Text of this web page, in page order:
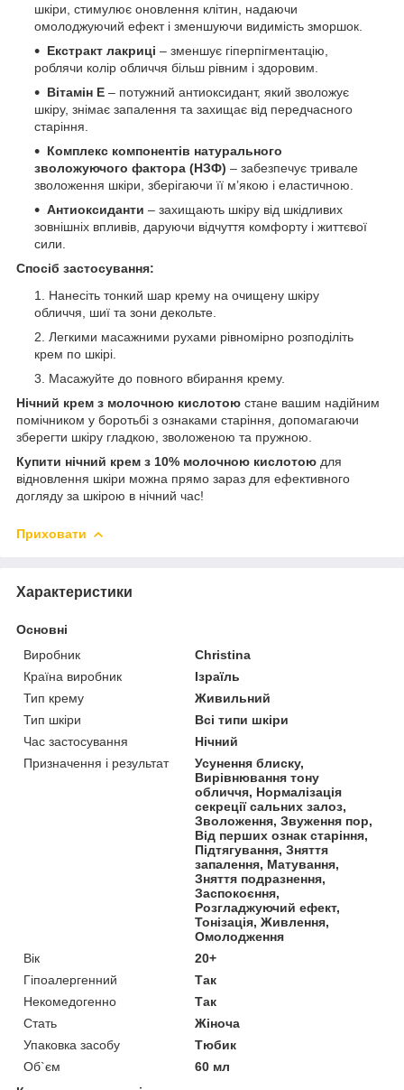
шкіри, стимулює оновлення клітин, надаючи
омолоджуючий ефект і зменшуючи видимість зморшок.
Екстракт лакриці – зменшує гіперпігментацію,
роблячи колір обличчя більш рівним і здоровим.
Вітамін Е – потужний антиоксидант, який зволожує
шкіру, знімає запалення та захищає від передчасного
старіння.
Комплекс компонентів натурального
зволожуючого фактора (НЗФ) – забезпечує тривале
зволоження шкіри, зберігаючи її м’якою і еластичною.
Антиоксиданти – захищають шкіру від шкідливих
зовнішніх впливів, даруючи відчуття комфорту і життєвої
сили.
Спосіб застосування:
Нанесіть тонкий шар крему на очищену шкіру
обличчя, шиї та зони декольте.
Легкими масажними рухами рівномірно розподіліть
крем по шкірі.
Масажуйте до повного вбирання крему.
Нічний крем з молочною кислотою стане вашим надійним
помічником у боротьбі з ознаками старіння, допомагаючи
зберегти шкіру гладкою, зволоженою та пружною.
Купити нічний крем з 10% молочною кислотою для
відновлення шкіри можна прямо зараз для ефективного
догляду за шкірою в нічний час!
Приховати
Характеристики
Основні
Виробник
Christina
Країна виробник
Ізраїль
Тип крему
Живильний
Тип шкіри
Всі типи шкіри
Час застосування
Нічний
Призначення і результат
Усунення блиску,
Вирівнювання тону
обличчя, Нормалізація
секреції сальних залоз,
Зволоження, Звуження пор,
Від перших ознак старіння,
Підтягування, Зняття
запалення, Матування,
Зняття подразнення,
Заспокоєння,
Розгладжуючий ефект,
Тонізація, Живлення,
Омолодження
Вік
20+
Гіпоалергенний
Так
Некомедогенно
Так
Стать
Жіноча
Упаковка засобу
Тюбик
Об`єм
60 мл